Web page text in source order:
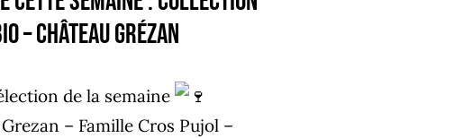
– Château Grézan
de la semaine
– Famille Cros Pujol –